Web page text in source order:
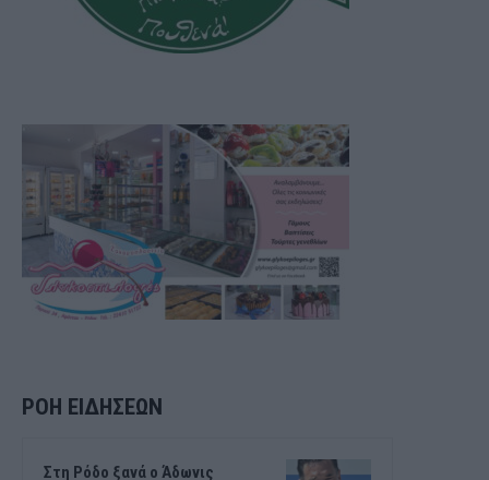
ΡΟΗ ΕΙΔΗΣΕΩΝ
Στη Ρόδο ξανά ο Άδωνις